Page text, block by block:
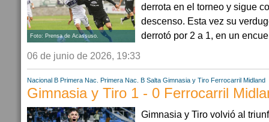
Foto: Prensa de Acassuso.
derrota en el torneo y sigue
descenso. Esta vez su
derrotó por 2 a 1, en un
06 de junio de 2026, 19:33
Nacional B Primera Nac. Primera Nac. B Salta Gimnasia y Tiro Ferrocarril Midland
Gimnasia y Tiro 1 - 0 Ferrocarril
Gimnasia y Tiro volvió al